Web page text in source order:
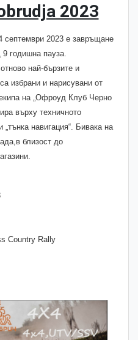
2023
септември 2023 е завръщане
годишна пауза.
най-бързите и
избрани и нарисувани от
на „Офроуд Клуб Черно
върху техничното
навигация“. Бивака на
близост до
Country Rally